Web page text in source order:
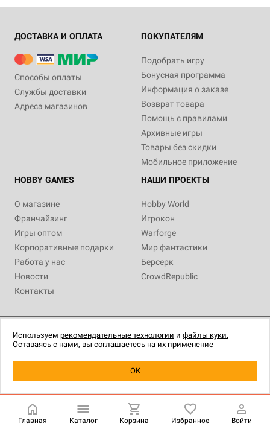
ДОСТАВКА И ОПЛАТА
Способы оплаты
Службы доставки
Адреса магазинов
ПОКУПАТЕЛЯМ
Подобрать игру
Бонусная программа
Информация о заказе
Возврат товара
Помощь с правилами
Архивные игры
Товары без скидки
Мобильное приложение
HOBBY GAMES
О магазине
Франчайзинг
Игры оптом
Корпоративные подарки
Работа у нас
Новости
Контакты
НАШИ ПРОЕКТЫ
Hobby World
Игрокон
Warforge
Мир фантастики
Берсерк
CrowdRepublic
+7 (800) 500-31-36
Копирование материалов разрешено только по согласию
администрации
Содержимое сайта не является публичной офертой
Политика конфиденциальности
Правила акций со скидкой
Главная Каталог Корзина Избранное Войти
Используем рекомендательные технологии и файлы куки.
Оставаясь с нами, вы соглашаетесь на их применение
OK